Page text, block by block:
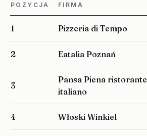
POZYCJA FIRMA
1 Pizzeria di Tempo
2 Eatalia Poznań
3
Pansa Piena ristorante
italiano
4 Włoski Winkiel